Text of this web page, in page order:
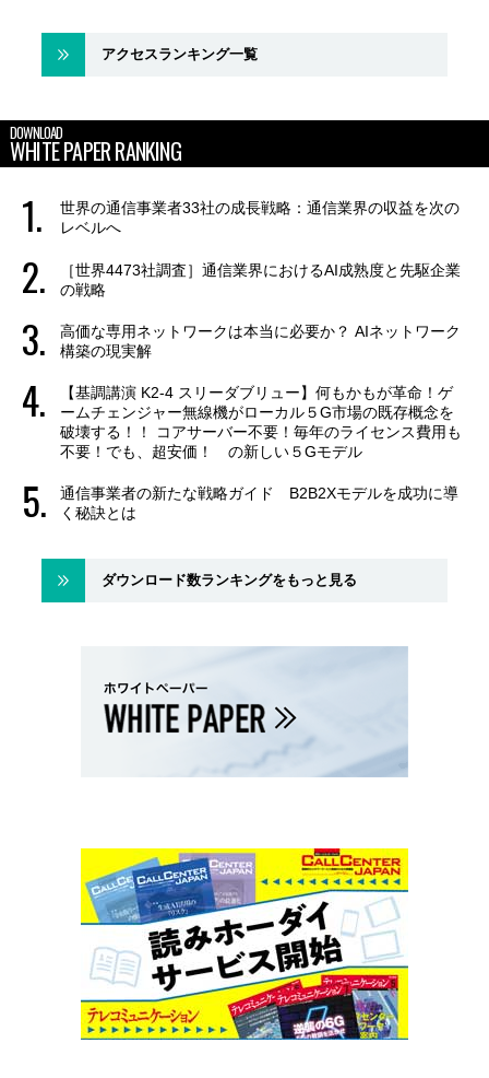
アクセスランキング一覧
DOWNLOAD
WHITE PAPER RANKING
世界の通信事業者33社の成長戦略：通信業界の収益を次の
レベルへ
［世界4473社調査］通信業界におけるAI成熟度と先駆企業
の戦略
高価な専用ネットワークは本当に必要か？ AIネットワーク
構築の現実解
【基調講演 K2-4 スリーダブリュー】何もかもが革命！ゲ
ームチェンジャー無線機がローカル５G市場の既存概念を
破壊する！！ コアサーバー不要！毎年のライセンス費用も
不要！でも、超安価！ の新しい５Gモデル
通信事業者の新たな戦略ガイド B2B2Xモデルを成功に導
く秘訣とは
ダウンロード数ランキングをもっと見る